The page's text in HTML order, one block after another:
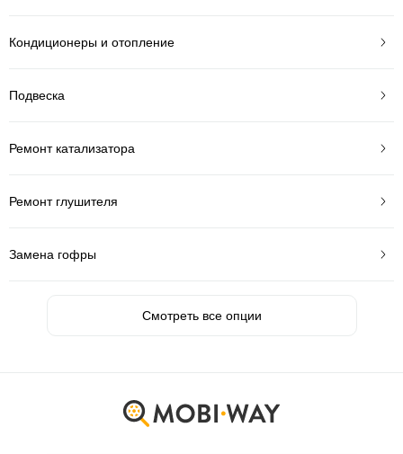
Кондиционеры и отопление
Подвеска
Ремонт катализатора
Ремонт глушителя
Замена гофры
Смотреть все опции